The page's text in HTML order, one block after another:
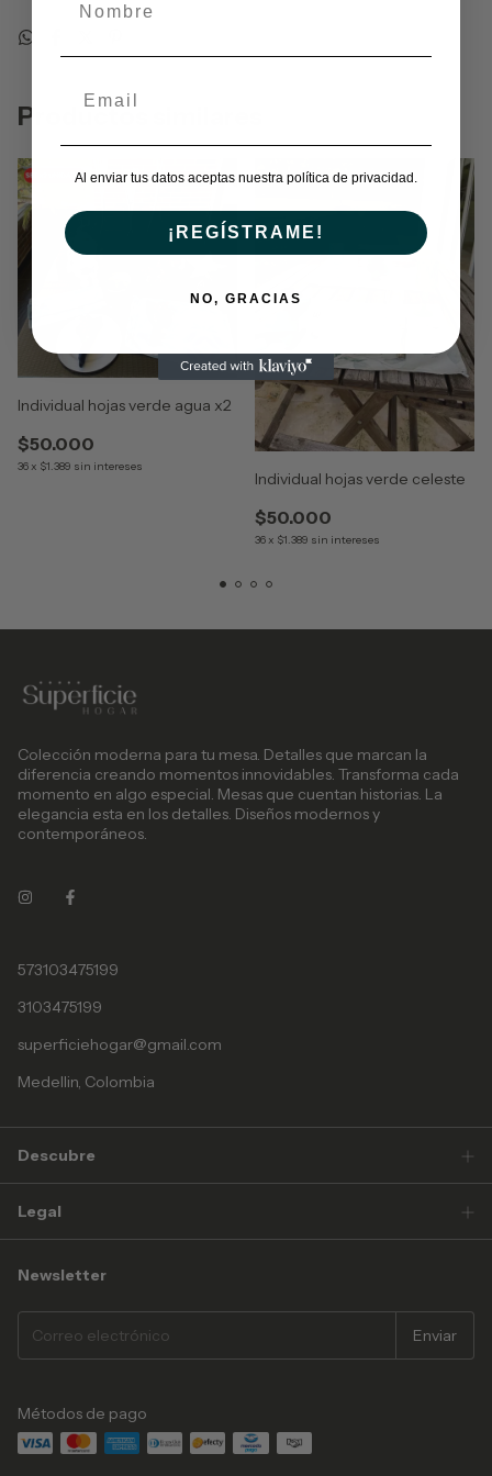
Productos similares
Individual hojas verde agua x2
$50.000
36x $1.389 sin intereses
Individual hojas verde celeste
$50.000
36x $1.389 sin intereses
Colección moderna para tu mesa. Detalles que marcan la
diferencia creando momentos innovidables. Transforma cada
momento en algo especial. Mesas que cuentan historias. La
elegancia esta en los detalles. Diseños modernos y
contemporáneos.
573103475199
3103475199
superficiehogar@gmail.com
Medellin, Colombia
Descubre
Legal
Newsletter
Métodos de pago
Al enviar tus datos aceptas nuestra política de privacidad.
¡REGÍSTRAME!
NO, GRACIAS